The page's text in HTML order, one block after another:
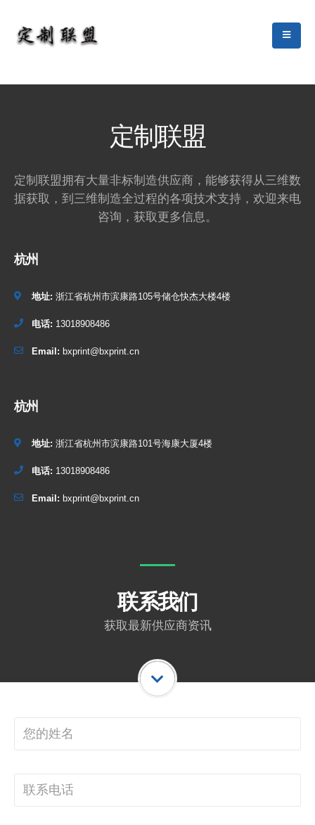
定制联盟
定制联盟拥有大量非标制造供应商，能够获得从三维数
据获取，到三维制造全过程的各项技术支持，欢迎来电
咨询，获取更多信息。
杭州
地址: 浙江省杭州市滨康路105号储仓快杰大楼4楼
电话: 13018908486
Email: bxprint@bxprint.cn
杭州
地址: 浙江省杭州市滨康路101号海康大厦4楼
电话: 13018908486
Email: bxprint@bxprint.cn
联系我们
获取最新供应商资讯